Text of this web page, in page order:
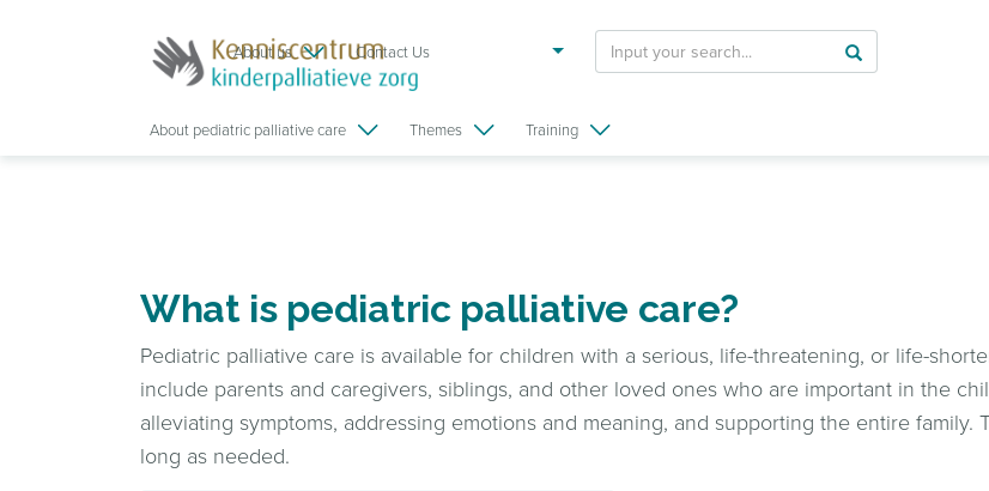
About us Contact Us
About pediatric palliative care Themes Training
What is pediatric palliative care?
Pediatric palliative care is available for children with a serious, life-threatening, or life-
include parents and caregivers, siblings, and other loved ones who are important in the
alleviating symptoms, addressing emotions and meaning, and supporting the entire
long as needed.